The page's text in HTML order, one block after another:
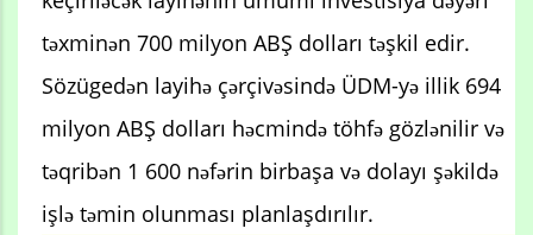
təxminən 700 milyon ABŞ dolları təşkil edir.
Sözügedən layihə çərçivəsində ÜDM-yə illik 694
milyon ABŞ dolları həcmində töhfə gözlənilir və
təqribən 1 600 nəfərin birbaşa və dolayı şəkildə
işlə təmin olunması planlaşdırılır.